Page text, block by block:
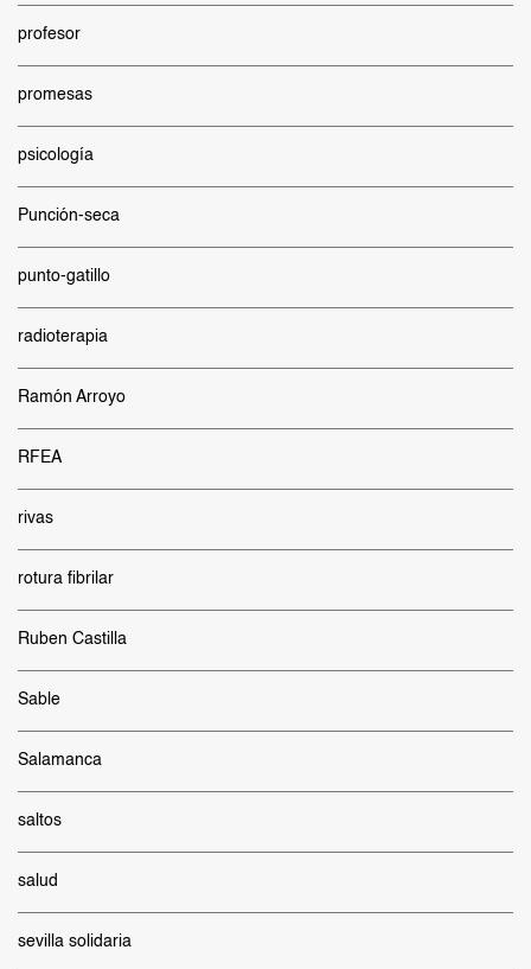
profesor
promesas
psicología
Punción-seca
punto-gatillo
radioterapia
Ramón Arroyo
RFEA
rivas
rotura fibrilar
Ruben Castilla
Sable
Salamanca
saltos
salud
sevilla solidaria